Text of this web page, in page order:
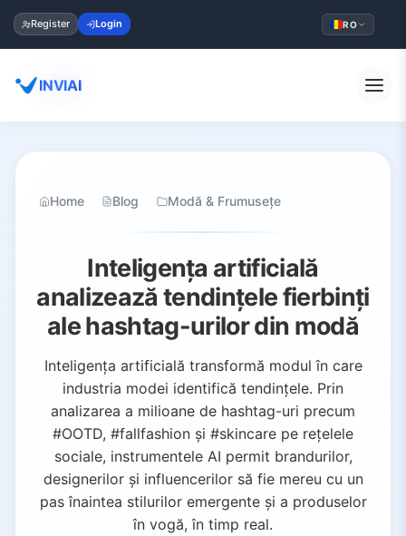
Register Login RO
INVIAI
Home Blog Modă & Frumusețe
Inteligența artificială
analizează tendințele fierbinți
ale hashtag-urilor din modă
Inteligența artificială transformă modul în care
industria modei identifică tendințele. Prin
analizarea a milioane de hashtag-uri precum
#OOTD, #fallfashion și #skincare pe rețelele
sociale, instrumentele AI permit brandurilor,
designerilor și influencerilor să fie mereu cu un
pas înaintea stilurilor emergente și a produselor
în vogă, în timp real.